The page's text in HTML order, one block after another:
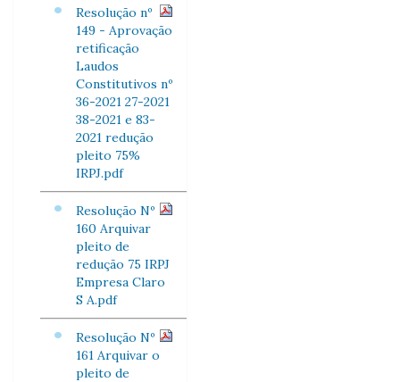
Resolução nº
149 - Aprovação
retificação
Laudos
Constitutivos nº
36-2021 27-2021
38-2021 e 83-
2021 redução
pleito 75%
IRPJ.pdf
Resolução Nº
160 Arquivar
pleito de
redução 75 IRPJ
Empresa Claro
S A.pdf
Resolução Nº
161 Arquivar o
pleito de